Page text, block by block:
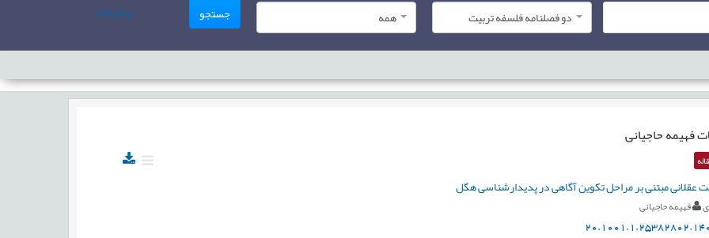
دو فصلنامه فلسفه تربیت
همه
جستجو پیشرفته
فهیمه حاجیانی
عقلانی مبتنی بر مراحل تکوین آگاهی در پدیدارشناسی هگل
فهیمه حاجیانی